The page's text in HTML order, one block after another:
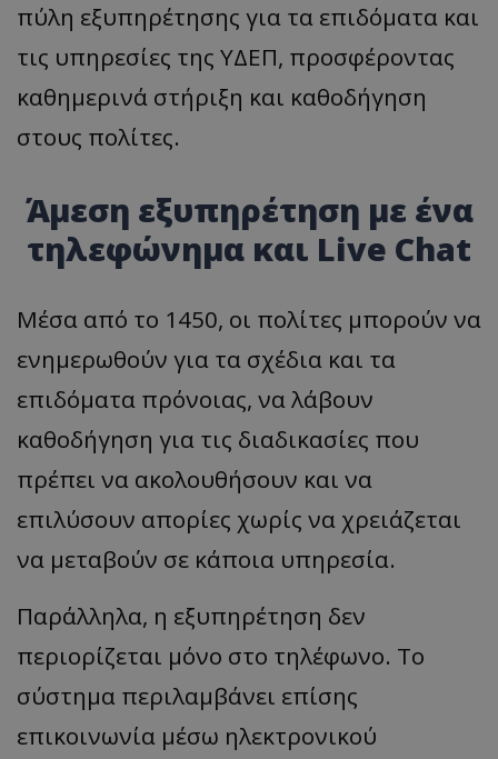
πύλη εξυπηρέτησης για τα επιδόματα και
τις υπηρεσίες της ΥΔΕΠ, προσφέροντας
καθημερινά στήριξη και καθοδήγηση
στους πολίτες.
Άμεση εξυπηρέτηση με ένα
τηλεφώνημα και Live Chat
Μέσα από το 1450, οι πολίτες μπορούν να
ενημερωθούν για τα σχέδια και τα
επιδόματα πρόνοιας, να λάβουν
καθοδήγηση για τις διαδικασίες που
πρέπει να ακολουθήσουν και να
επιλύσουν απορίες χωρίς να χρειάζεται
να μεταβούν σε κάποια υπηρεσία.
Παράλληλα, η εξυπηρέτηση δεν
περιορίζεται μόνο στο τηλέφωνο. Το
σύστημα περιλαμβάνει επίσης
επικοινωνία μέσω ηλεκτρονικού